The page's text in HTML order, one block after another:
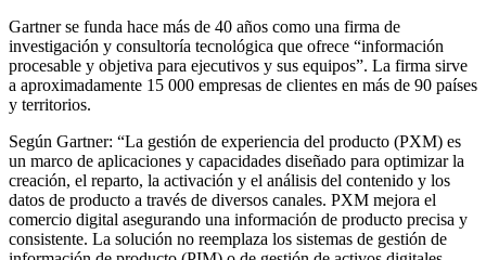
Gartner se funda hace más de 40 años como una firma de
investigación y consultoría tecnológica que ofrece “información
procesable y objetiva para ejecutivos y sus equipos”. La firma sirve
a aproximadamente 15 000 empresas de clientes en más de 90 países
y territorios.
Según Gartner: “La gestión de experiencia del producto (PXM) es
un marco de aplicaciones y capacidades diseñado para optimizar la
creación, el reparto, la activación y el análisis del contenido y los
datos de producto a través de diversos canales. PXM mejora el
comercio digital asegurando una información de producto precisa y
consistente. La solución no reemplaza los sistemas de gestión de